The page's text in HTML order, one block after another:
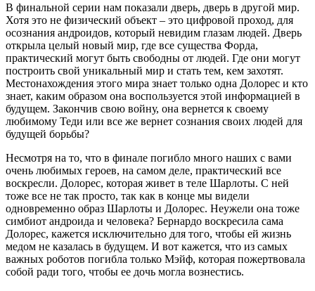
В финальной серии нам показали дверь, дверь в другой мир.
Хотя это не физический объект – это цифровой проход, для
осознания андроидов, который невидим глазам людей. Дверь
открыла целый новый мир, где все существа Форда,
практический могут быть свободны от людей. Где они могут
построить свой уникальный мир и стать тем, кем захотят.
Местонахождения этого мира знает только одна Долорес и кто
знает, каким образом она воспользуется этой информацией в
будущем. Закончив свою войну, она вернется к своему
любимому Теди или все же вернет сознания своих людей для
будущей борьбы?
Несмотря на то, что в финале погибло много наших с вами
очень любимых героев, на самом деле, практический все
воскресли. Долорес, которая живет в теле Шарлоты. С ней
тоже все не так просто, так как в конце мы видели
одновременно образ Шарлоты и Долорес. Неужели она тоже
симбиот андроида и человека? Бернардо воскресила сама
Долорес, кажется исключительно для того, чтобы ей жизнь
медом не казалась в будущем. И вот кажется, что из самых
важных роботов погибла только Мэйф, которая пожертвовала
собой ради того, чтобы ее дочь могла вознестись.